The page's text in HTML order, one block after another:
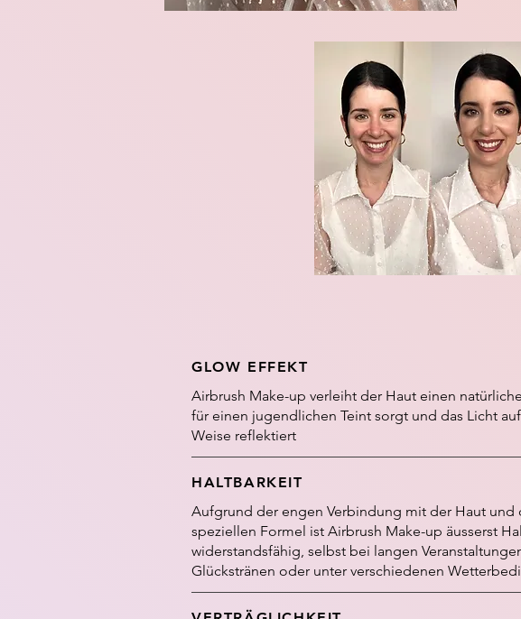
GLOW EFFEKT
Airbrush Make-up verleiht der Haut einen
für einen jugendlichen Teint sorgt und das Licht
Weise reflektiert
HALTBARKEIT
Aufgrund der engen Verbindung mit der Haut und
speziellen Formel ist Airbrush Make-up äusserst
widerstandsfähig, selbst bei langen
Glückstränen oder unter verschiedenen